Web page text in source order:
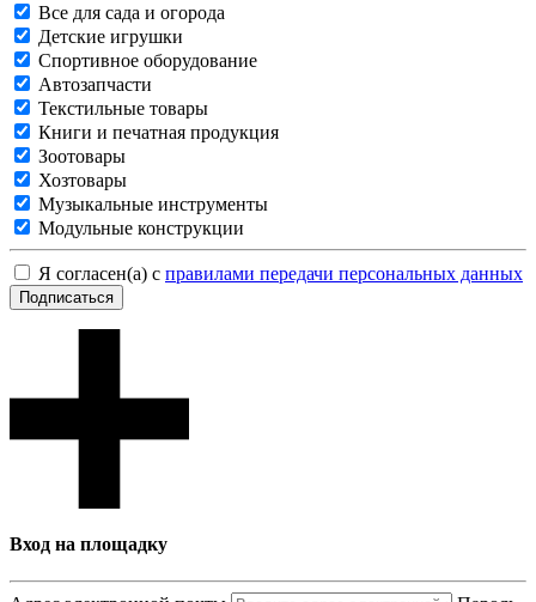
Все для сада и огорода
Детские игрушки
Спортивное оборудование
Автозапчасти
Текстильные товары
Книги и печатная продукция
Зоотовары
Хозтовары
Музыкальные инструменты
Модульные конструкции
Я согласен(а) с правилами передачи персональных данных
Подписаться
Вход на площадку